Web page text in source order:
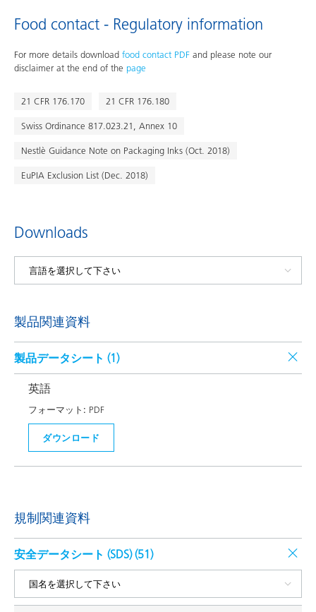
Food contact - Regulatory information
For more details download food contact PDF and please note our
disclaimer at the end of the page
21 CFR 176.170 21 CFR 176.180
Swiss Ordinance 817.023.21, Annex 10
Nestlè Guidance Note on Packaging Inks (Oct. 2018)
EuPIA Exclusion List (Dec. 2018)
Downloads
製品関連資料
製品データシート (1)
英語
フォーマット: PDF
ダウンロード
規制関連資料
安全データシート (SDS) (51)